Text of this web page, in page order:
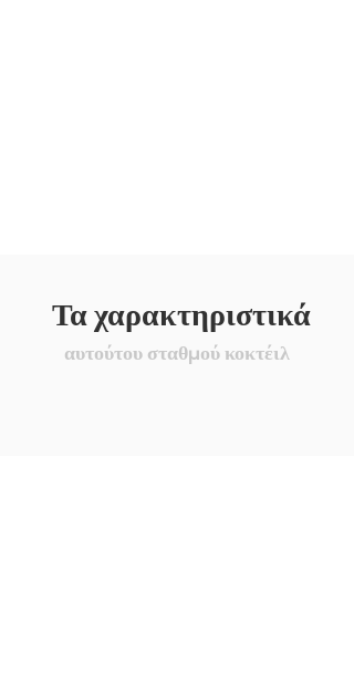
Τα χαρακτηριστικά
αυτούτου σταθμού κοκτέιλ